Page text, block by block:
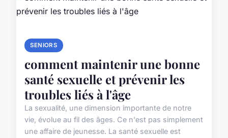
SENIORS
comment maintenir une bonne
santé sexuelle et prévenir les
troubles liés à l'âge
La sexualité, une dimension importante de notre
vie, évolue au fil des âges. Ce n'est pas simplement
une affaire de jeunesse. La santé sexuelle est